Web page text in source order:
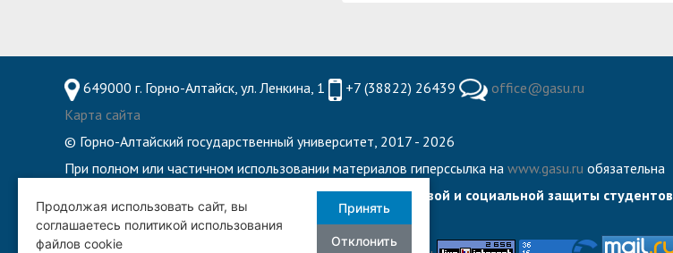
649000 г. Горно-Алтайск, ул. Ленкина, 1 +7 (38822) 26439
office@gasu.ru
Карта сайта
© Горно-Алтайский государственный университет, 2017 - 2026
При полном или частичном использовании материалов гиперссылка на www.gasu.ru обязательна
8 800 222 55 71 - Горячая линия по обеспечению правовой и социальной защиты студентов
Продолжая использовать сайт, вы
соглашаетесь политикой использования
файлов cookie
Принять
Отклонить